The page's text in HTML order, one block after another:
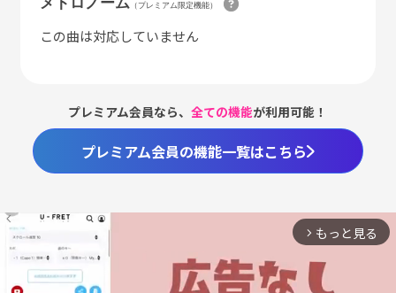
（プレミアム限定機能）
この曲は対応していません
プレミアム会員なら、全ての機能が利用可能！
プレミアム会員の機能一覧はこちら
arrow_forward_ios もっと見る